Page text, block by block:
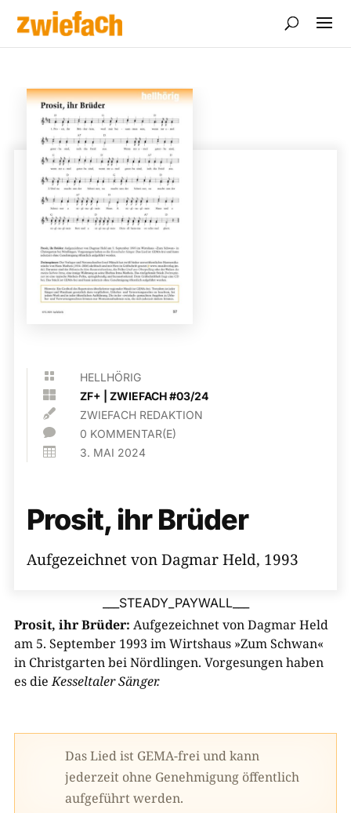
 HELLHÖRIG
 ZF+ |ZWIEFACH #03/24
 ZWIEFACH REDAKTION
 0 KOMMENTAR(E)
 3. MAI 2024
Prosit, ihr Brüder
Aufgezeichnet von Dagmar Held, 1993
___STEADY_PAYWALL___
Prosit, ihr Brüder: Aufgezeichnet von Dagmar Held
am 5. September 1993 im Wirtshaus »Zum Schwan«
in Christgarten bei Nördlingen. Vorgesungen haben
es die Kesseltaler Sänger.
Das Lied ist GEMA-frei und kann
jederzeit ohne Genehmigung öffentlich
aufgeführt werden.